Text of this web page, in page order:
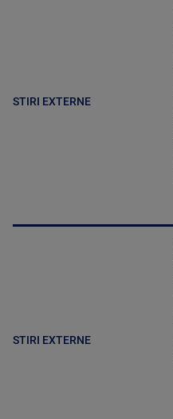
STIRI EXTERNE
STIRI EXTERNE